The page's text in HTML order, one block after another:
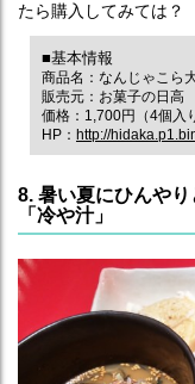
たら購入してみては？
■基本情報
商品名：なんじゃこら
販売元：お菓子の日高
価格：1,700円（4個入
HP： http://
8. 暑い夏にひんや
「冷や汁」